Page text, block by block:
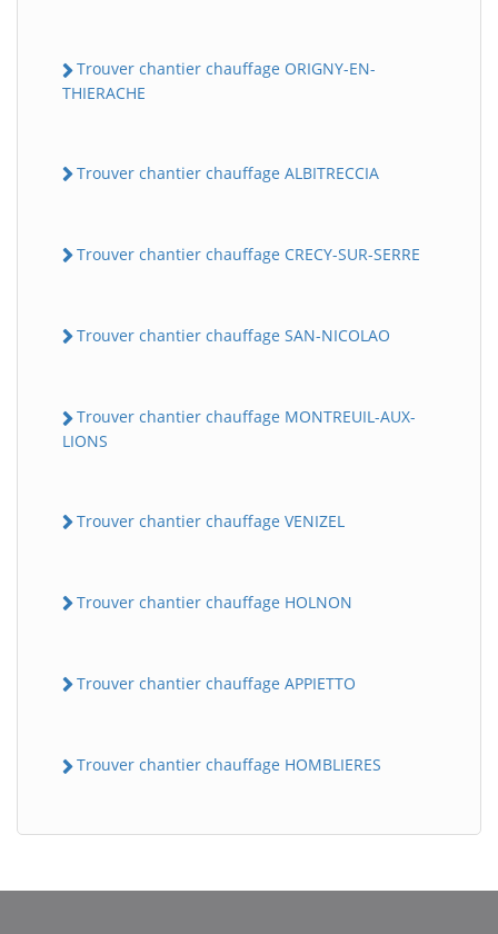
Trouver chantier chauffage ORIGNY-EN-
THIERACHE
Trouver chantier chauffage ALBITRECCIA
Trouver chantier chauffage CRECY-SUR-SERRE
Trouver chantier chauffage SAN-NICOLAO
Trouver chantier chauffage MONTREUIL-AUX-
LIONS
Trouver chantier chauffage VENIZEL
Trouver chantier chauffage HOLNON
Trouver chantier chauffage APPIETTO
Trouver chantier chauffage HOMBLIERES
BatiWebPro